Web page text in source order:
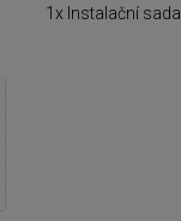
1x Instalační sada